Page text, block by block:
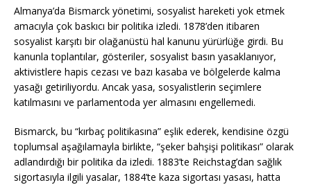
Almanya’da Bismarck yönetimi, sosyalist hareketi yok etmek
amacıyla çok baskıcı bir politika izledi. 1878’den itibaren
sosyalist karşıtı bir olağanüstü hal kanunu yürürlüğe girdi. Bu
kanunla toplantılar, gösteriler, sosyalist basın yasaklanıyor,
aktivistlere hapis cezası ve bazı kasaba ve bölgelerde kalma
yasağı getiriliyordu. Ancak yasa, sosyalistlerin seçimlere
katılmasını ve parlamentoda yer almasını engellemedi.
Bismarck, bu “kırbaç politikasına” eşlik ederek, kendisine özgü
toplumsal aşağılamayla birlikte, “şeker bahşişi politikası” olarak
adlandırdığı bir politika da izledi. 1883’te Reichstag’dan sağlık
sigortasıyla ilgili yasalar, 1884’te kaza sigortası yasası, hatta